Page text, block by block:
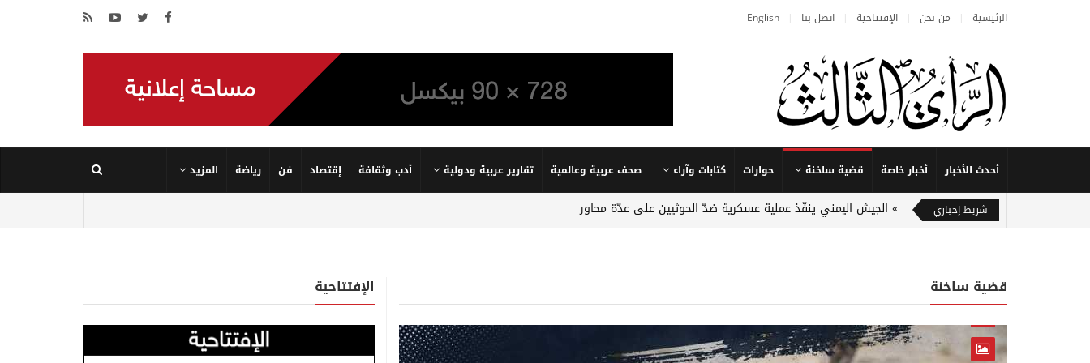
الرئيسية من نحن الإفتتاحية اتصل بنا English
أحدث الأخبار أخبار خاصة قضية ساخنة حوارات كتابات وآراء صحف عربية وعالمية تقارير عربية ودولية أدب وثقافة إقتصاد فن رياضة المزيد
شريط إخباري الجيش اليمني ينفّذ عملية عسكرية ضدّ الحوثيين على عدّة محاور
قضية ساخنة الإفتتاحية